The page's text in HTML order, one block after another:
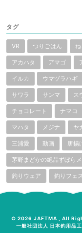
タグ
VR つりごはん ね
アカハタ アマゴ
イルカ ウマヅラハギ
サワラ サンマ ス
チョコレート ナマコ
マハタ メジナ ヤ
三浦愛 動画 唐揚
茅野まどかの絶品ずぼら
釣りウェア 釣りフェス
© 2026 JAFTMA , All
一般社団法人 日本釣用品